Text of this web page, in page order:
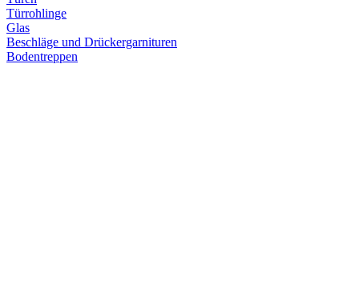
Türrohlinge
Glas
Beschläge und Drückergarnituren
Bodentreppen